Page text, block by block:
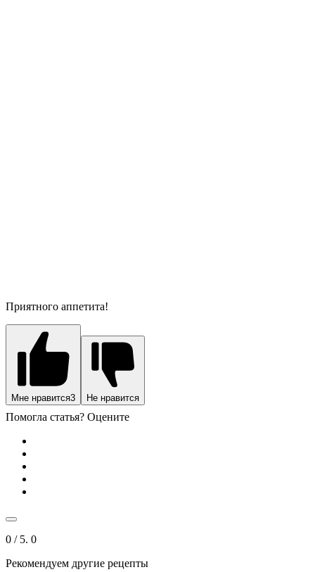
Приятного аппетита!
Мне нравится3 Не нравится
Помогла статья? Оцените
0 / 5. 0
Рекомендуем другие рецепты